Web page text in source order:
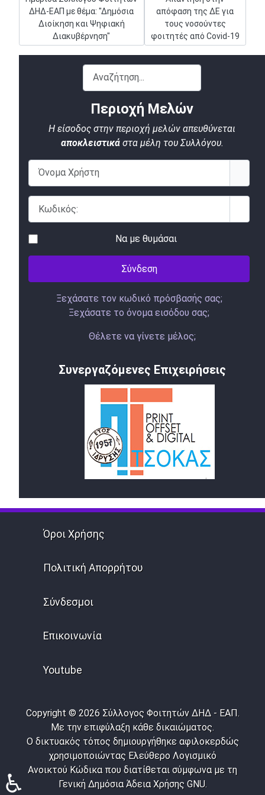
ΔΗΔ-ΕΑΠ με θέμα: "Δημόσια
Διοίκηση και Ψηφιακή
Διακυβέρνηση"
απόφαση της ΔΕ για
τους νοσούντες
φοιτητές από Covid-19
Αναζήτηση...
Περιοχή Μελών
Η είσοδος στην περιοχή μελών απευθύνεται
αποκλειστικάστα μέλη του Συλλόγου.
Όνομα Χρήστη
Κωδικός:
Να με θυμάσαι
Σύνδεση
Ξεχάσατε τον κωδικό πρόσβασής σας;
Ξεχάσατε το όνομα εισόδου σας;
Θέλετε να γίνετε μέλος;
Συνεργαζόμενες Επιχειρήσεις
Όροι Χρήσης
Πολιτική Απορρήτου
Σύνδεσμοι
Επικοινωνία
Youtube
Copyright © 2026 Σύλλογος Φοιτητών ΔΗΔ - ΕΑΠ.
Με την επιφύλαξη κάθε δικαιώματος.
Ο δικτυακός τόπος δημιουργήθηκε αφιλοκερδώς
χρησιμοποιώντας Ελεύθερο Λογισμικό
Ανοικτού Κώδικα που διατίθεται σύμφωνα με τη
Γενική Δημόσια Άδεια Χρήσης GNU.